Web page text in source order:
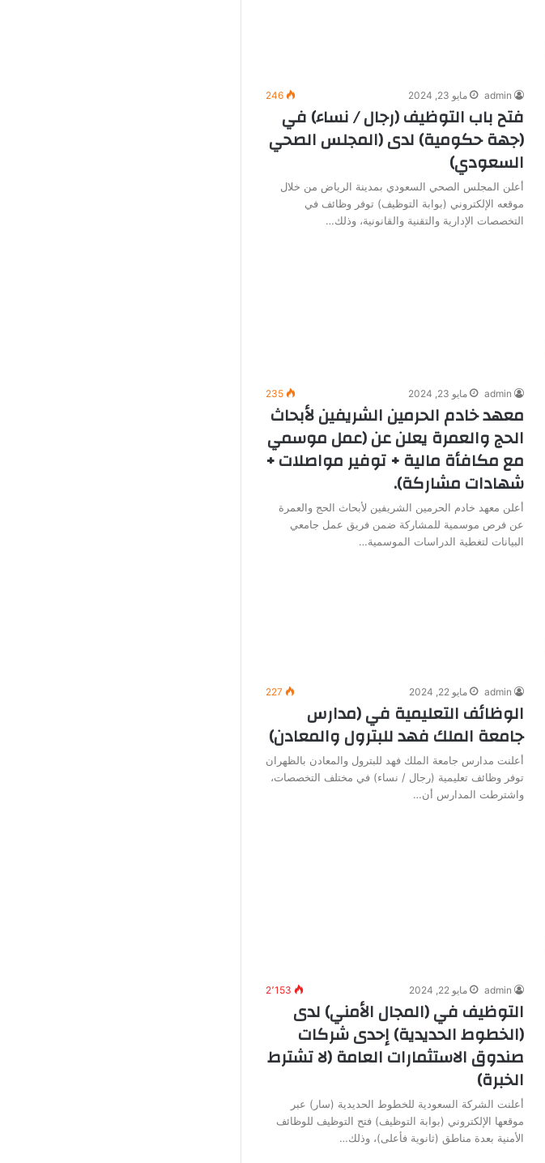
admin مايو 23, 2024 246
فتح باب التوظيف (رجال / نساء) في
(جهة حكومية) لدى (المجلس الصحي
السعودي)
أعلن المجلس الصحي السعودي بمدينة الرياض من خلال
موقعه الإلكتروني (بوابة التوظيف) توفر وظائف في
التخصصات الإدارية والتقنية والقانونية، وذلك…
admin مايو 23, 2024 235
معهد خادم الحرمين الشريفين لأبحاث
الحج والعمرة يعلن عن (عمل موسمي
مع مكافأة مالية + توفير مواصلات +
شهادات مشاركة).
أعلن معهد خادم الحرمين الشريفين لأبحاث الحج والعمرة
عن فرص موسمية للمشاركة ضمن فريق عمل جامعي
البيانات لتغطية الدراسات الموسمية…
admin مايو 22, 2024 227
الوظائف التعليمية في (مدارس
جامعة الملك فهد للبترول والمعادن)
أعلنت مدارس جامعة الملك فهد للبترول والمعادن بالظهران
توفر وظائف تعليمية (رجال / نساء) في مختلف التخصصات،
واشترطت المدارس أن…
admin مايو 22, 2024 2٬153
التوظيف في (المجال الأمني) لدى
(الخطوط الحديدية) إحدى شركات
صندوق الاستثمارات العامة (لا تشترط
الخبرة)
أعلنت الشركة السعودية للخطوط الحديدية (سار) عبر
موقعها الإلكتروني (بوابة التوظيف) فتح التوظيف للوظائف
الأمنية بعدة مناطق (ثانوية فأعلى)، وذلك…